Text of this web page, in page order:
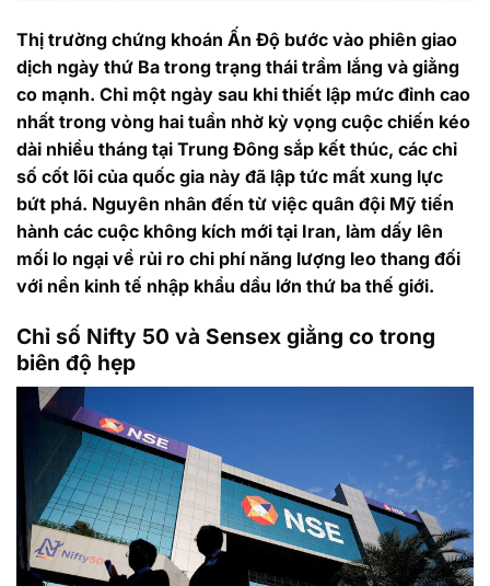
Thị trường chứng khoán Ấn Độ bước vào phiên giao
dịch ngày thứ Ba trong trạng thái trầm lắng và giằng
co mạnh. Chỉ một ngày sau khi thiết lập mức đỉnh cao
nhất trong vòng hai tuần nhờ kỳ vọng cuộc chiến kéo
dài nhiều tháng tại Trung Đông sắp kết thúc, các chỉ
số cốt lõi của quốc gia này đã lập tức mất xung lực
bứt phá. Nguyên nhân đến từ việc quân đội Mỹ tiến
hành các cuộc không kích mới tại Iran, làm dấy lên
mối lo ngại về rủi ro chi phí năng lượng leo thang đối
với nền kinh tế nhập khẩu dầu lớn thứ ba thế giới.
Chỉ số Nifty 50 và Sensex giằng co trong
biên độ hẹp